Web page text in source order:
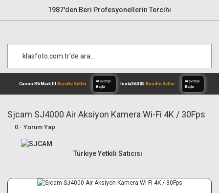
1987'den Beri Profesyonellerin Tercihi
Canon R6 Mark III
Sjcam SJ4000 Air Aksiyon Kamera Wi-Fi 4K / 30Fps
0 - Yorum Yap
Türkiye Yetkili Satıcısı